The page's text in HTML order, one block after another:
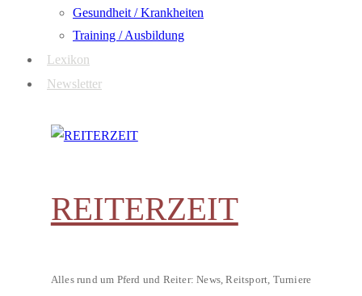
Gesundheit / Krankheiten
Training / Ausbildung
Lexikon
Newsletter
REITERZEIT
Alles rund um Pferd und Reiter: News, Reitsport, Turniere